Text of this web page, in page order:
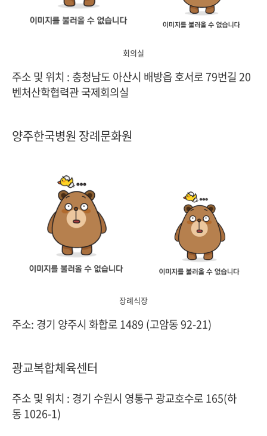
회의실
주소 및 위치 : 충청남도 아산시 배방읍 호서로 79번길 20
벤처산학협력관 국제회의실
양주한국병원 장례문화원
장례식장
주소: 경기 양주시 화합로 1489 (고암동 92-21)
광교복합체육센터
주소 및 위치 : 경기 수원시 영통구 광교호수로 165(하
동 1026-1)